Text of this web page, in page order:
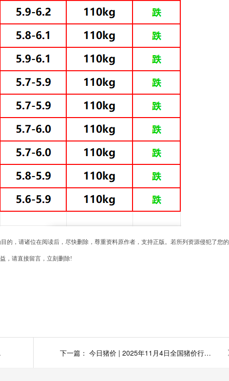
的，请诸位在阅读后，尽快删除，尊重资料原作者，支持正版。若所列资源侵犯了您的
，请直接留言，立刻删除!
！ 下一篇： 今日猪价 | 2025年11月4日全国猪价行情一览表！